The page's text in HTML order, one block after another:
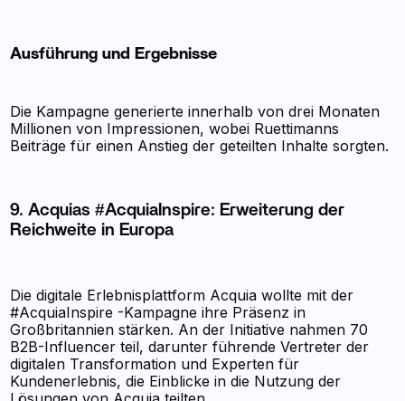
Ausführung und Ergebnisse
Die Kampagne generierte innerhalb von drei Monaten
Millionen von Impressionen, wobei Ruettimanns
Beiträge für einen Anstieg der geteilten Inhalte sorgten.
9. Acquias #AcquiaInspire: Erweiterung der
Reichweite in Europa
Die digitale Erlebnisplattform Acquia wollte mit der
#AcquiaInspire -Kampagne ihre Präsenz in
Großbritannien stärken. An der Initiative nahmen 70
B2B-Influencer teil, darunter führende Vertreter der
digitalen Transformation und Experten für
Kundenerlebnis, die Einblicke in die Nutzung der